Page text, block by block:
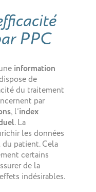
PPC
information
de
du traitement
par
, l’index
. La
les données
patient. Cela
certains
de la
indésirables.